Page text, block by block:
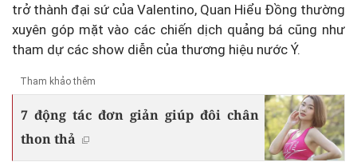
trở thành đại sứ của Valentino, Quan Hiểu Đồng thường
xuyên góp mặt vào các chiến dịch quảng bá cũng như
tham dự các show diễn của thương hiệu nước Ý.
Tham khảo thêm
7 động tác đơn giản giúp đôi chân
thon thả